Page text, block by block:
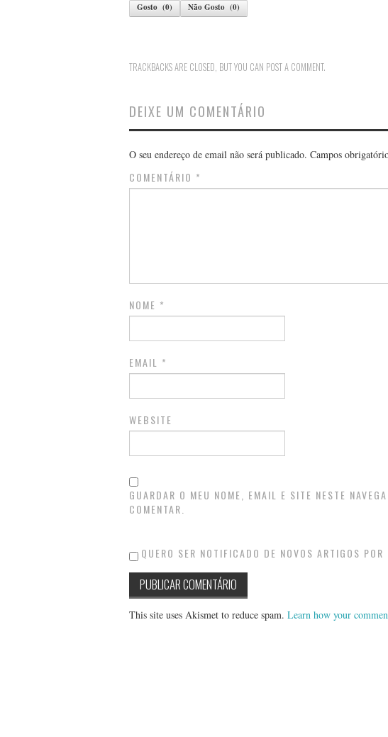
Gosto (0) Não Gosto (0)
TRACKBACKS ARE CLOSED, BUT YOU CAN POST A COMMENT.
DEIXE UM COMENTÁRIO
O seu endereço de email não será publicado. Campos
COMENTÁRIO *
NOME *
EMAIL *
WEBSITE
GUARDAR O MEU NOME, EMAIL E SITE NESTE
COMENTAR.
QUERO SER NOTIFICADO DE NOVOS ARTIGOS POR
This site uses Akismet to reduce spam. Learn how your